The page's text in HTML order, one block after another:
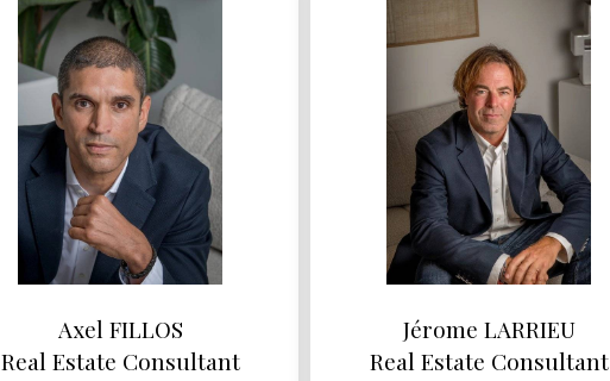
Axel FILLOS
Real Estate Consultant
Jérome LARRIEU
Real Estate Consultant